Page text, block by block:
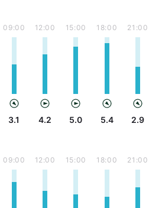
09:00
3.1
12:00
4.2
15:00
5.0
18:00
5.4
21:00
2.9
09:00 12:00 15:00 18:00 21:00